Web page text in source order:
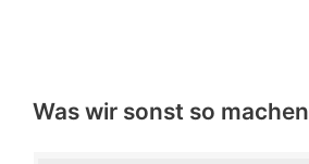
Was wir sonst so machen